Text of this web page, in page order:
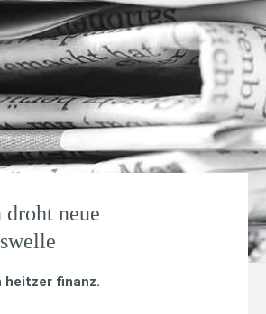
droht neue
heitzer finanz.